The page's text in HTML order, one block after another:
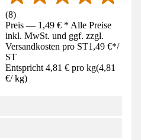
(8)
Preis — 1,49 € * Alle Preise
inkl. MwSt. und ggf. zzgl.
Versandkosten pro ST1,49 €*/
ST
Entspricht 4,81 € pro kg(4,81
€/ kg)